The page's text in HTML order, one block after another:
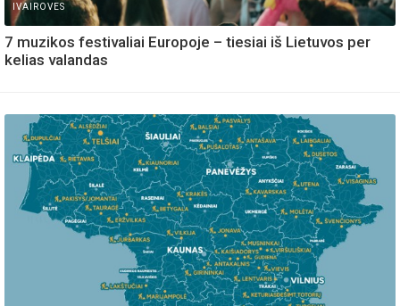
IVAIROVES
7 muzikos festivaliai Europoje – tiesiai iš Lietuvos per
kelias valandas